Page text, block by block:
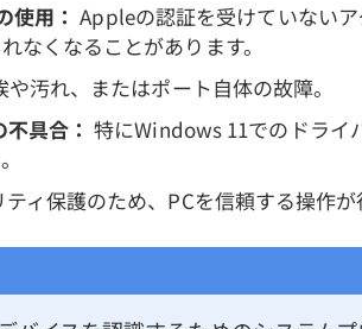
用： Appleの認証を受けていない
なくなることがあります。
や汚れ、またはポート自体の故障。
具合： 特にWindows 11でのドライ
ィ保護のため、PCを信頼する操作が